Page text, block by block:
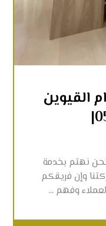
القيوين
نهتم بخدمة
وإن فريقكم
وفهم ...